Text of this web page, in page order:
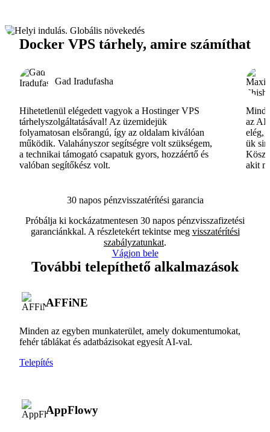
Docker VPS tárhely, amire számíthat
Gad Iradufasha
Hihetetlenül elégedett vagyok a Hostinger VPS
tárhelyszolgáltatásával! Az üzemidejük
folyamatosan elsőrangú, így az oldalam kiválóan
működik. Valahányszor segítségre volt szükségem,
a technikai támogató csapatuk gyors, hozzáértő és
valóban segítőkész volt.
az AI-
elég,
ük
akit
30 napos pénzvisszatérítési garancia
Próbálja ki kockázatmentesen 30 napos pénzvisszafizetési
garanciánkkal. A részletekért tekintse meg visszatérítési
szabályzatunkat.
Vágjon bele
További telepíthető alkalmazások
AFFiNE
Minden az egyben munkaterület, amely dokumentumokat,
fehér táblákat és adatbázisokat egyesít AI-val.
Telepítés
AppFlowy